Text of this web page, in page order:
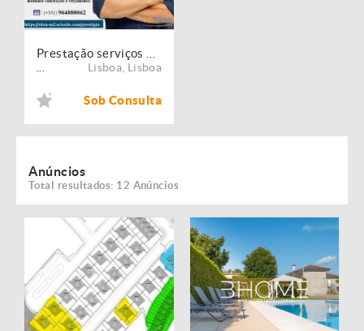
Lisboa Lisboa
Sob Consulta
Anúncios
Total resultados: 12 Anúncios